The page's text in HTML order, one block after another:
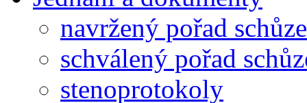
navržený pořad schůze
schválený pořad
stenoprotokoly